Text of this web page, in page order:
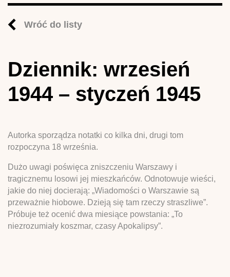
Wróć do listy
Dziennik: wrzesień
1944 – styczeń 1945
Autorka sporządza notatki co kilka dni, drugi tom
rozpoczyna 18 września.
Dużo uwagi poświęca zniszczeniu Warszawy i
tragicznemu losowi jej mieszkańców. Odnotowuje wieści,
jakie do niej docierają: „Wiadomości o Warszawie są
przeważnie hiobowe. Dzieją się tam rzeczy straszliwe”.
Próbuje też ocenić dwa miesiące powstania: „To
niezrozumiały koszmar, czasy Apokalipsy”.